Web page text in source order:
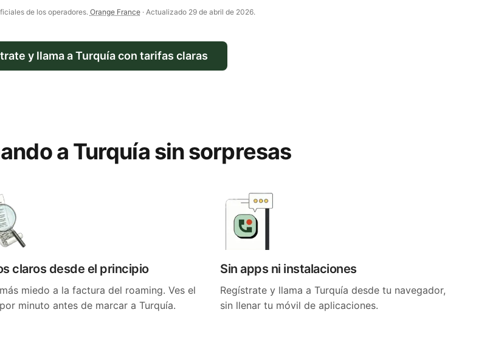
de los operadores. Orange France · Actualizado 29 de abril de 2026.
y llama aTurquíacon tarifas claras
a Turquía sin sorpresas
claros desde el principio
miedo a la factura del roaming. Ves el
minuto antes de marcar a Turquía.
Sin apps ni instalaciones
Regístrate y llama a Turquía desde tu navegador,
sin llenar tu móvil de aplicaciones.